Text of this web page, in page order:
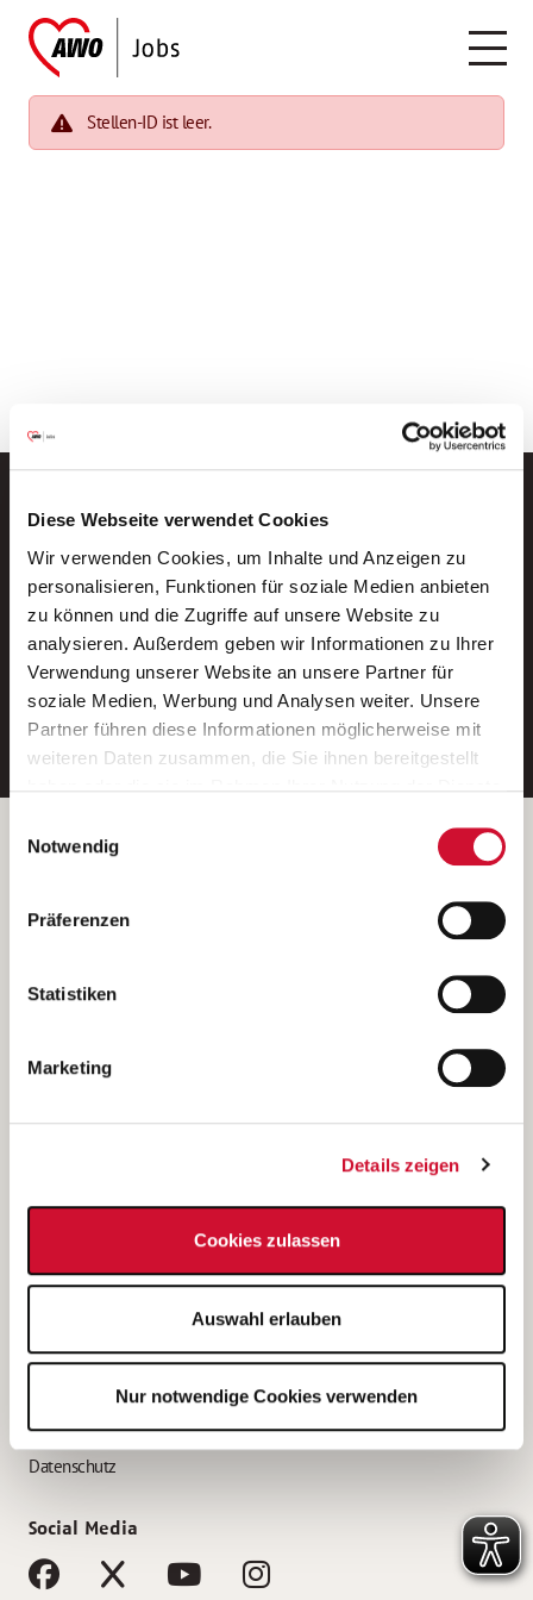
Diese Webseite verwendet Cookies
Wir verwenden Cookies, um Inhalte und Anzeigen zu
personalisieren, Funktionen für soziale Medien anbieten
zu können und die Zugriffe auf unsere Website zu
analysieren. Außerdem geben wir Informationen zu Ihrer
Verwendung unserer Website an unsere Partner für
soziale Medien, Werbung und Analysen weiter. Unsere
Partner führen diese Informationen möglicherweise mit
weiteren Daten zusammen, die Sie ihnen bereitgestellt
Wenn Sie auf „Cookies zulassen“ klicken, so stimmen
Sie der Speicherung sämtlicher Cookies zu. Sie können
Ihre Einwilligung selbstverständlich jederzeit widerrufen,
indem Sie die Cookie-Einstellungen aufrufen und diese
unsererDatenschutzerklärung
Notwendig
Präferenzen
Statistiken
Marketing
Details zeigen
Cookies zulassen
Auswahl erlauben
Nur notwendige Cookies verwenden
Stellen-ID ist leer.
Neue Stellen per E-Mail.
Ein kostenloser Service von AWO
Jobs.
E-Mail-Adresse eintragen
Betreiber der Webseite
Kantstraße 45a
(Ein Tochterunternehmen des AWO Bezirksverbandes Unterfranken
e.V.)
Bewerbung als Altenpflegehelfer*in
Bewerbung als Erzieher*in
AWO Gliederungen nach Bundesland
Impressum
Datenschutz
Social Media